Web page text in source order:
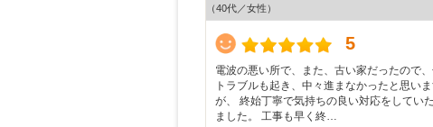
（40代／女性）
5
電波の悪い所で、また、古い家だったので、
トラブルも起き、中々進まなかったと思い
が、 終始丁寧で気持ちの良い対応をしてい
ました。 工事も早く終…